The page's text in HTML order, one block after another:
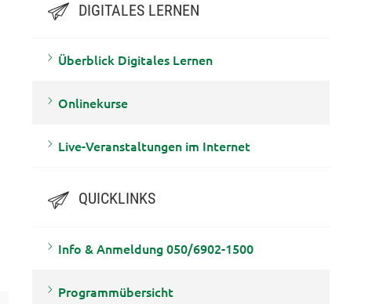
DIGITALES LERNEN
Überblick Digitales Lernen
Onlinekurse
Live-Veranstaltungen im Internet
QUICKLINKS
Info & Anmeldung 050/6902-1500
Programmübersicht